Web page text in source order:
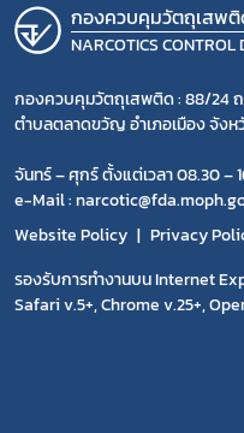
กองควบคุมวัตถุเสพ
NARCOTICS CONTROL
กองควบคุมวัตถุเสพติด : 88/24
ตำบลตลาดขวัญ อำเภอเมือง จังห
จันทร์ – ศุกร์ ตั้งแต่เวลา 08.30 –
e-Mail :
Website Policy
Privacy
รองรับการทำงานบน Internet
Safari v.5+, Chrome v.25+,